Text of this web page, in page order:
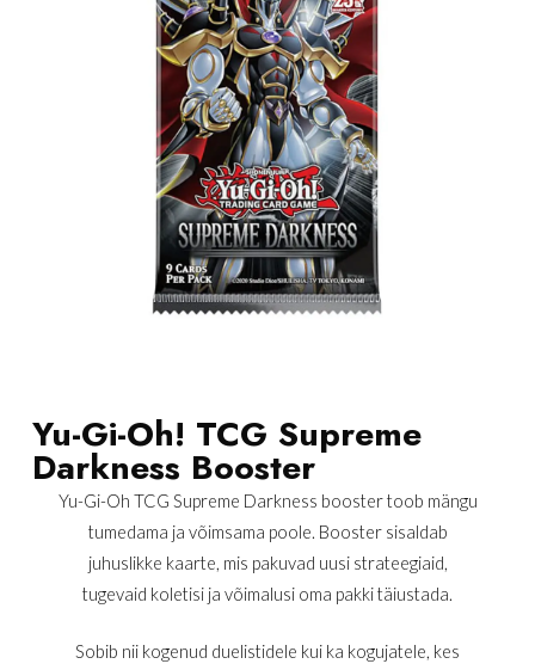
Yu-Gi-Oh! TCG Supreme
Darkness Booster
Yu-Gi-Oh TCG Supreme Darkness booster toob mängu
tumedama ja võimsama poole. Booster sisaldab
juhuslikke kaarte, mis pakuvad uusi strateegiaid,
tugevaid koletisi ja võimalusi oma pakki täiustada.
Sobib nii kogenud duelistidele kui ka kogujatele, kes